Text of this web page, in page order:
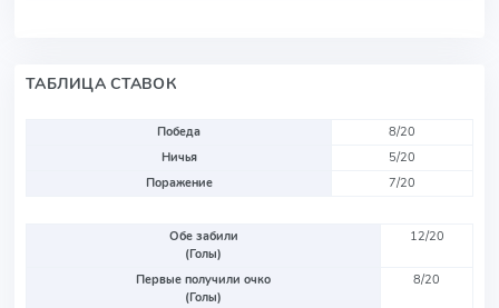
ТАБЛИЦА СТАВОК
Победа
8/20
Ничья
5/20
Поражение
7/20
Обе забили
(Голы)
12/20
Первые получили очко
(Голы)
8/20